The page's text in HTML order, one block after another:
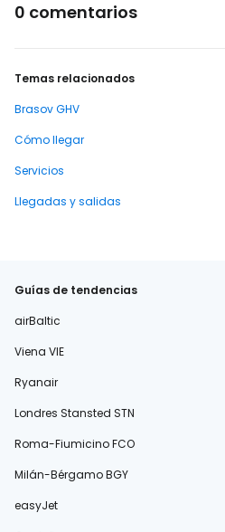
0 comentarios
Temas relacionados
Brasov GHV
Cómo llegar
Servicios
Llegadas y salidas
Guías de tendencias
airBaltic
Viena VIE
Ryanair
Londres Stansted STN
Roma-Fiumicino FCO
Milán-Bérgamo BGY
easyJet